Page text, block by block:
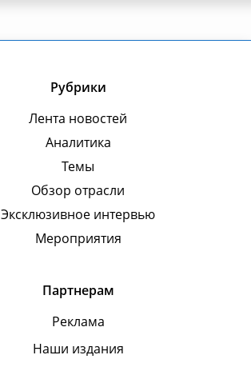
Рубрики
Лента новостей
Аналитика
Темы
Обзор отрасли
Эксклюзивное интервью
Мероприятия
Партнерам
Реклама
Наши издания